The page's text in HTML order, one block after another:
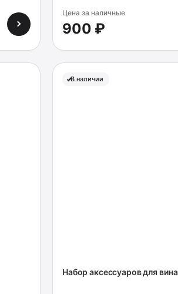
Цена за наличные
900 ₽
В наличии
Набор аксессуаров для